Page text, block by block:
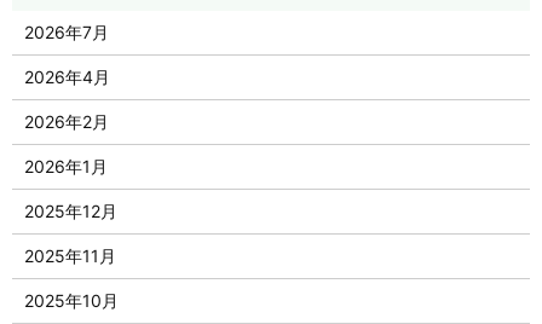
2026年7月
2026年4月
2026年2月
2026年1月
2025年12月
2025年11月
2025年10月